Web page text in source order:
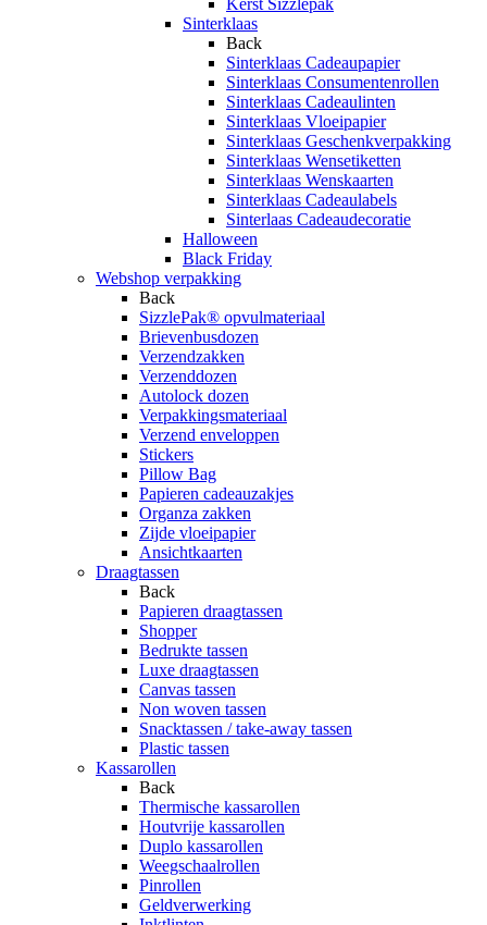
Kerst Sizzlepak
Sinterklaas
Back
Sinterklaas Cadeaupapier
Sinterklaas Consumentenrollen
Sinterklaas Cadeaulinten
Sinterklaas Vloeipapier
Sinterklaas Geschenkverpakking
Sinterklaas Wensetiketten
Sinterklaas Wenskaarten
Sinterklaas Cadeaulabels
Sinterlaas Cadeaudecoratie
Halloween
Black Friday
Webshop verpakking
Back
SizzlePak® opvulmateriaal
Brievenbusdozen
Verzendzakken
Verzenddozen
Autolock dozen
Verpakkingsmateriaal
Verzend enveloppen
Stickers
Pillow Bag
Papieren cadeauzakjes
Organza zakken
Zijde vloeipapier
Ansichtkaarten
Draagtassen
Back
Papieren draagtassen
Shopper
Bedrukte tassen
Luxe draagtassen
Canvas tassen
Non woven tassen
Snacktassen / take-away tassen
Plastic tassen
Kassarollen
Back
Thermische kassarollen
Houtvrije kassarollen
Duplo kassarollen
Weegschaalrollen
Pinrollen
Geldverwerking